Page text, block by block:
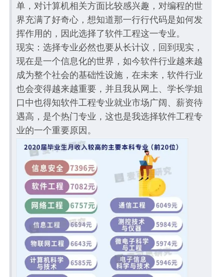
单，对计算机相关方面比较感兴趣，对编程的世
界充满了好奇心，想知道那一行行代码是如何发
挥作用的，因此选择了软件工程这一专业。
现实：选择专业必然也要从长计议，回到现实，
现在是一个信息化的世界，如今软件行业越来越
成为整个社会的基础性设施，在未来，软件行业
也会变得越来越重要，并且我从网上、学长学姐
口中也得知软件工程专业就业市场广阔、薪资待
遇高，是个热门专业，这也是我选择软件工程专
业的一个重要原因。